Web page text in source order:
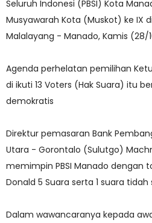
Seluruh Indonesi (PBSI) Kota
Musyawarah Kota (Muskot) ke IX
Malalayang - Manado, Kamis (28/
Agenda perhelatan pemilihan
di ikuti 13 Voters (Hak Suara) itu
demokratis
Direktur pemasaran Bank
Utara - Gorontalo (Sulutgo)
memimpin PBSI Manado dengan
Donald 5 Suara serta 1 suara
Dalam wawancaranya kepada